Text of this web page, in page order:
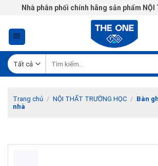
Chuyển
nội
dung
Nhà phân phối chính hãng sản phẩm NỘI
kiếm:
Trang chủ / NỘI THẤT TRƯỜNG HỌC / Bàn
nhà